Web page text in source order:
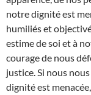
notre dignité est
humiliés et
estime de soi et à
courage de nous
justice. Si nous
dignité est